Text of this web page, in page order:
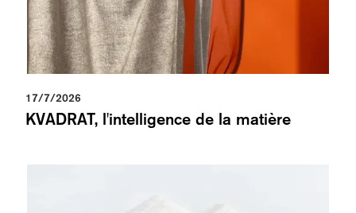
17/7/2026
KVADRAT, l'intelligence de la matière